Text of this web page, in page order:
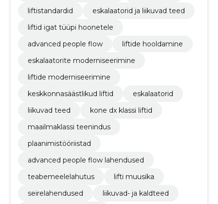
liftistandardid
eskalaatorid ja liikuvad teed
liftid igat tüüpi hoonetele
advanced people flow
liftide hooldamine
eskalaatorite moderniseerimine
liftide moderniseerimine
keskkonnasäästlikud liftid
eskalaatorid
liikuvad teed
kone dx klassi liftid
maailmaklassi teenindus
plaanimistööriistad
advanced people flow lahendused
teabemeelelahutus
lifti muusika
seirelahendused
liikuvad- ja kaldteed